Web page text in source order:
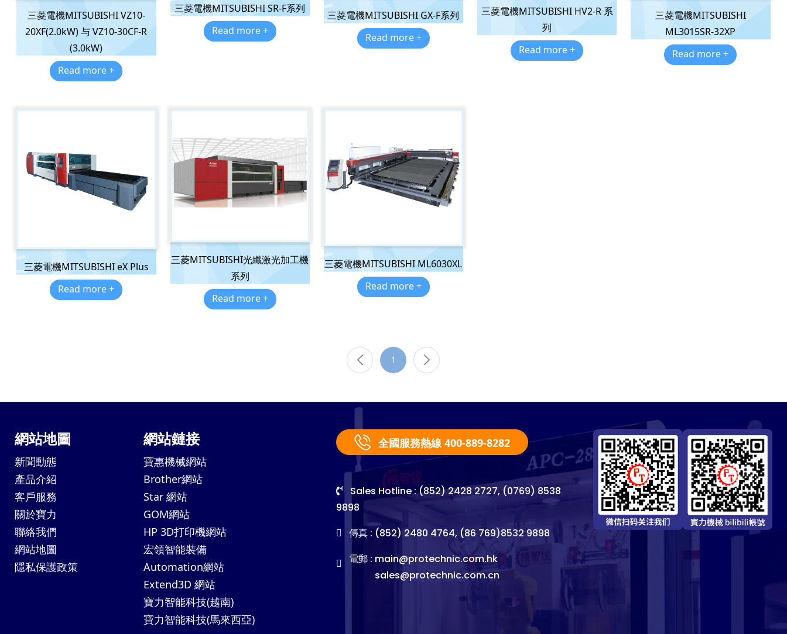
三菱電機MITSUBISHI VZ10-
20XF(2.0kW) 与 VZ10-30CF-R
(3.0kW)
Read more +
三菱電機MITSUBISHI SR-F系列
Read more +
三菱電機MITSUBISHI GX-F系列
Read more +
三菱電機MITSUBISHI HV2-R 系
列
Read more +
三菱電機MITSUBISHI
ML3015SR-32XP
Read more +
三菱電機MITSUBISHI eX Plus
Read more +
三菱MITSUBISHI光纖激光加工機
系列
Read more +
三菱電機MITSUBISHI ML6030XL
Read more +
1
網站地圖
新聞動態
產品介紹
客戶服務
關於寶力
聯絡我們
網站地圖
隱私保護政策
網站鏈接
寶惠機械網站
Brother網站
Star 網站
GOM網站
HP 3D打印機網站
宏領智能裝備
Automation網站
Extend3D 網站
寶力智能科技(越南)
寶力智能科技(馬來西亞)
全國服務熱線 400-889-8282
Sales Hotline : (852) 2428 2727, (0769) 8538
9898
傳真 : (852) 2480 4764, (86 769)8532 9898
電郵 : main@protechnic.com.hk
sales@protechnic.com.cn